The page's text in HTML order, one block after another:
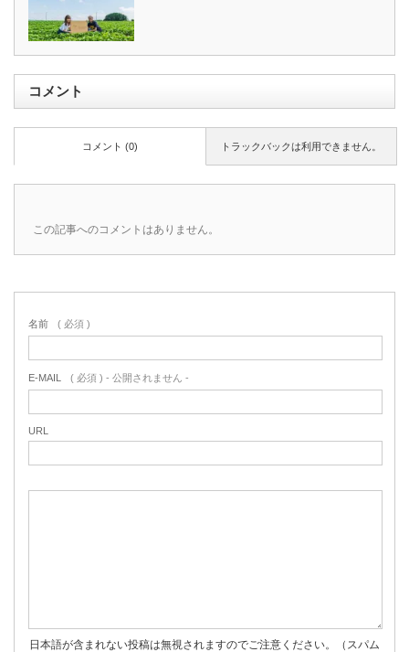
コメント
トラックバックは利用できません。
コメント (0)
この記事へのコメントはありません。
名前 ( 必須 )
E-MAIL ( 必須 ) - 公開されません -
URL
日本語が含まれない投稿は無視されますのでご注意ください。（スパム